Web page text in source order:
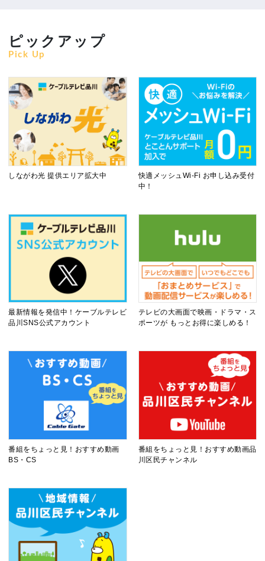
ピックアップ
Pick Up
しながわ光 提供エリア拡大中
快適メッシュWi-Fi お申し込み受付
中！
最新情報を発信中！ケーブルテレビ
品川SNS公式アカウント
テレビの大画面で映画・ドラマ・ス
ポーツが もっとお得に楽しめる！
番組をちょっと見！おすすめ動画
BS・CS
番組をちょっと見！おすすめ動画品
川区民チャンネル